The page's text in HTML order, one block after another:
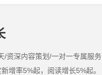
/资深内容策划/一对一专属服务
增率5%起，阅读增长5%起。